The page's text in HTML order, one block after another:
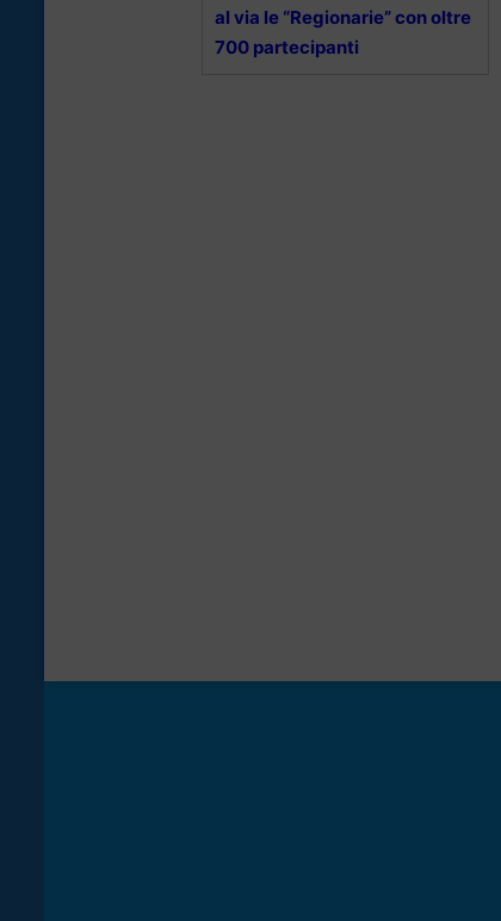
al via le “Regionarie” con oltre
700 partecipanti